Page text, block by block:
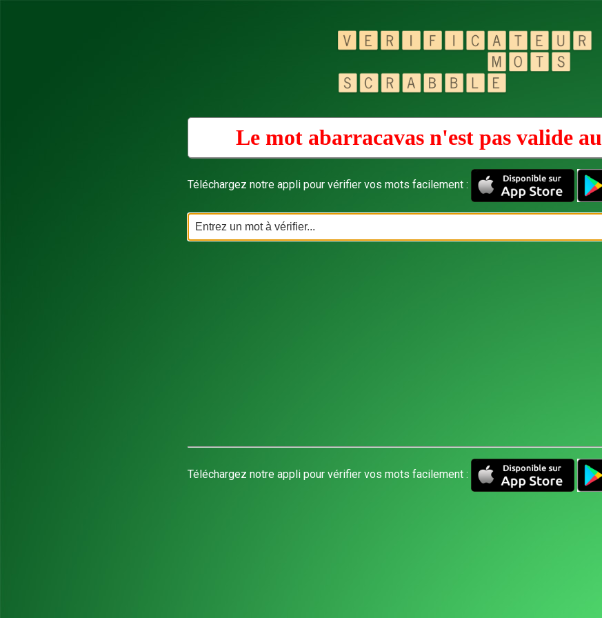
Le mot abarracavas n'est pas valide au
Téléchargez notre appli pour vérifier vos mots facilement :
Téléchargez notre appli pour vérifier vos mots facilement :